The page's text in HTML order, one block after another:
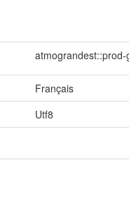
Français
Utf8